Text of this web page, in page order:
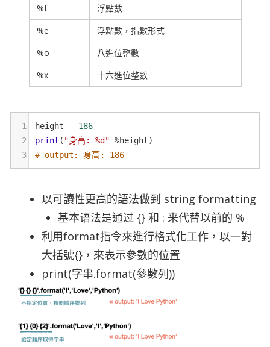
%f
浮點數
%e
浮點數，指數形式
%o
八進位整數
%x
十六進位整數
1 height = 186
2
print ( "身高: %d" %height)
3
# output: 身高: 186
以可讀性更高的語法做到 string formatting
基本语法是通过 {} 和 : 来代替以前的 %
利用format指令來進行格式化工作，以一對
大括號{}，來表示參數的位置
print(字串.format(參數列))